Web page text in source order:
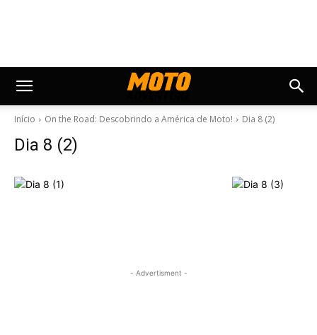
Início On the Road: Descobrindo a América de Moto! Dia 8 (2)
Dia 8 (2)
- Advertisment -